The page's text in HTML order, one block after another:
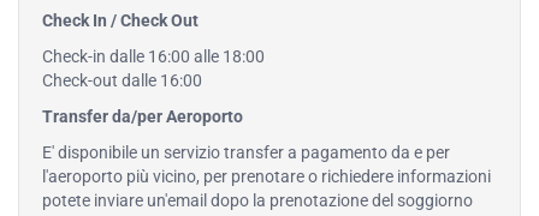
Check In / Check Out
Check-in dalle 16:00 alle 18:00
Check-out dalle 16:00
Transfer da/per Aeroporto
E' disponibile un servizio transfer a pagamento da e per
l'aeroporto più vicino, per prenotare o richiedere informazioni
potete inviare un'email dopo la prenotazione del soggiorno